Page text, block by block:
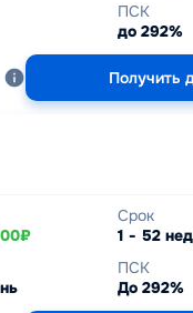
ПСК
до 292%
Получить
Срок
1 - 52
ПСК
До 292%